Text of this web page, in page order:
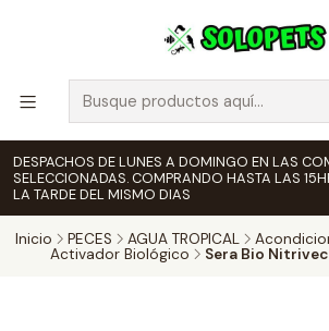
DESPACHOS DE LUNES A DOMINGO EN LAS
SELECCIONADAS. COMPRANDO HASTA LAS
LA TARDE DEL MISMO DIAS
Inicio PECES AGUA TROPICAL
Activador Biológico
Sera Bio